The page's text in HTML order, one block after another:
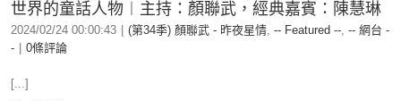
世界的童話人物︱主持：顏聯武，經典嘉賓：陳慧琳
2024/02/24 00:00:43 (第34季) 顏聯武 - 昨夜星情, -- Featured --, -- 網台 -
-
0條評論
[...]